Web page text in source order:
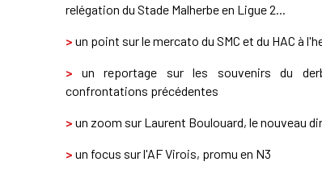
relégation du Stade Malherbe en Ligue 2...
> un point sur le mercato du SMC et du HAC à
> un reportage sur les souvenirs du
confrontations précédentes
> un zoom sur Laurent Boulouard, le nouveau
> un focus sur l'AF Virois, promu en N3